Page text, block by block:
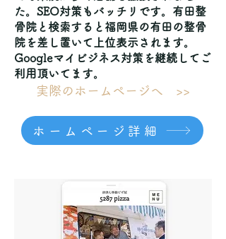
た。SEO対策もバッチリです。有田整
骨院と検索すると福岡県の有田の整骨
院を差し置いて上位表示されます。
Googleマイビジネス対策を継続してご
利用頂いてます。
実際のホームページへ >>
ホームページ詳細